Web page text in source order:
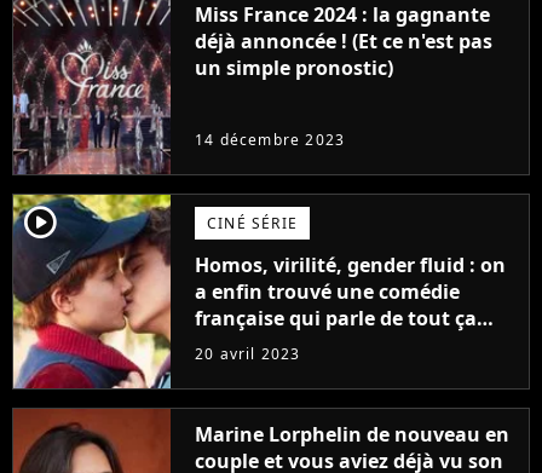
Miss France 2024 : la gagnante
déjà annoncée ! (Et ce n'est pas
un simple pronostic)
14 décembre 2023
player2 CINÉ SÉRIE
Homos, virilité, gender fluid : on
a enfin trouvé une comédie
française qui parle de tout ça
sans être super ringarde
20 avril 2023
Marine Lorphelin de nouveau en
couple et vous aviez déjà vu son